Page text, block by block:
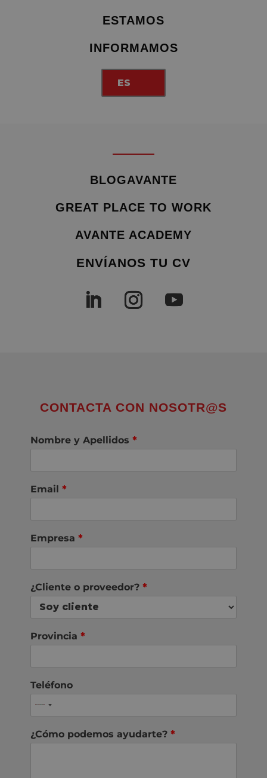
ESTAMOS
INFORMAMOS
ES
BLOGAVANTE
GREAT PLACE TO WORK
AVANTE ACADEMY
ENVÍANOS TU CV
CONTACTA CON NOSOTR@S
Nombre y Apellidos *
Email *
Empresa *
¿Cliente o proveedor? *
Provincia *
Teléfono
¿Cómo podemos ayudarte? *